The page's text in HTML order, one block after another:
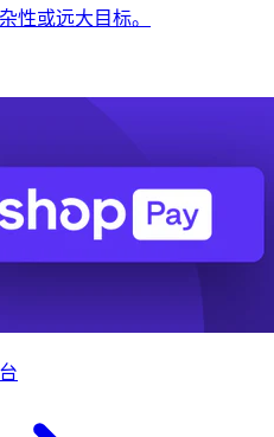
性或远大目标。